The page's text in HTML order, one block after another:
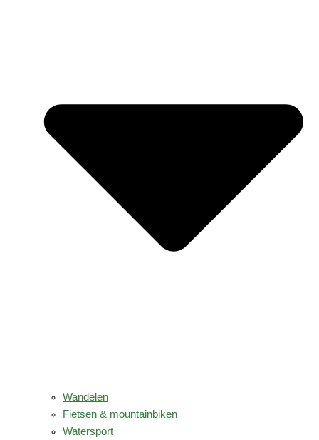
Wandelen
Fietsen & mountainbiken
Watersport